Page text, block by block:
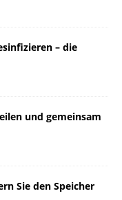
– die
und gemeinsam
Sie den Speicher